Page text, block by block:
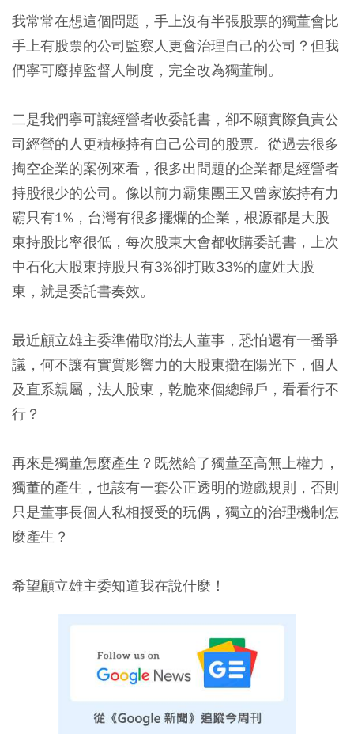
我常常在想這個問題，手上沒有半張股票的獨董會比
手上有股票的公司監察人更會治理自己的公司？但我
們寧可廢掉監督人制度，完全改為獨董制。
二是我們寧可讓經營者收委託書，卻不願實際負責公
司經營的人更積極持有自己公司的股票。從過去很多
掏空企業的案例來看，很多出問題的企業都是經營者
持股很少的公司。像以前力霸集團王又曾家族持有力
霸只有1%，台灣有很多擺爛的企業，根源都是大股
東持股比率很低，每次股東大會都收購委託書，上次
中石化大股東持股只有3%卻打敗33%的盧姓大股
東，就是委託書奏效。
最近顧立雄主委準備取消法人董事，恐怕還有一番爭
議，何不讓有實質影響力的大股東攤在陽光下，個人
及直系親屬，法人股東，乾脆來個總歸戶，看看行不
行？
再來是獨董怎麼產生？既然給了獨董至高無上權力，
獨董的產生，也該有一套公正透明的遊戲規則，否則
只是董事長個人私相授受的玩偶，獨立的治理機制怎
麼產生？
希望顧立雄主委知道我在說什麼！